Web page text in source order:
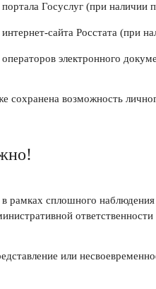
портала Госуслуг (при наличии
интернет-сайта Росстата (при
операторов электронного
сохранена возможность
рамках сплошного
или